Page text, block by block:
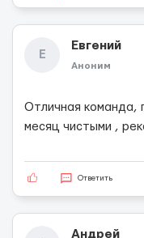
Е
Евгений
Аноним
Отличная команда,
месяц чистыми ,
Ответить
Андрей